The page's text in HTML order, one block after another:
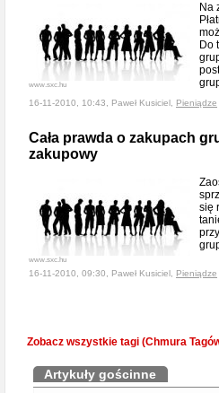
www.sxc.hu
Na
Do
16-11-2010, 10:43, Paweł Kusiciel, Pieniądze
Cała prawda o zakupach
zakupowy
www.sxc.hu
się
16-11-2010, 09:30, Paweł Kusiciel, Pieniądze
Zobacz wszystkie tagi (Chmura
Artykuły gościnne